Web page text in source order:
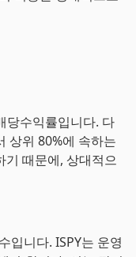
당수익률입니다. 다
상위 80%에 속하는
기 때문에, 상대적으
입니다. ISPY는 운영